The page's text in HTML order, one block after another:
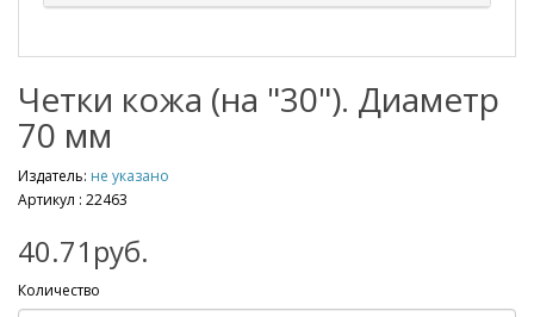
Четки кожа (на "30"). Диаметр
70 мм
Издатель: не указано
Артикул : 22463
40.71руб.
Количество